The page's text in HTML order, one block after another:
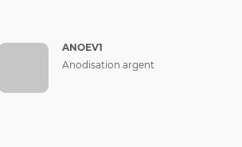
ANOEV1
Anodisation argent